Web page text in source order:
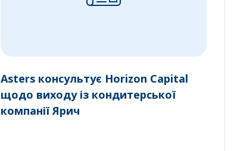
Asters консультує Horizon Capital
щодо виходу із кондитерської
компанії Ярич